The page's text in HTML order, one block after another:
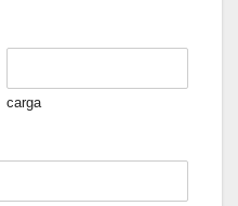
carga